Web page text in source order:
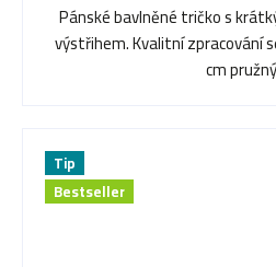
Pánské bavlněné tričko s
výstřihem. Kvalitní zpracování
cm
Tip
Bestseller